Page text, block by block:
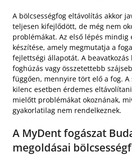
A bölcsességfog eltávolítás akkor
teljesen kifejlődött, de még nem
problémákat. Az első lépés mindig
készítése, amely megmutatja a
fejlettségi állapotát. A beavatkozás
foghúzás vagy összetettebb
függően, mennyire tört elő a fog.
kilenc esetben érdemes
mielőtt problémákat okoznának,
gyakorlatilag nem rendelkeznek.
A MyDent fogászat
megoldásai